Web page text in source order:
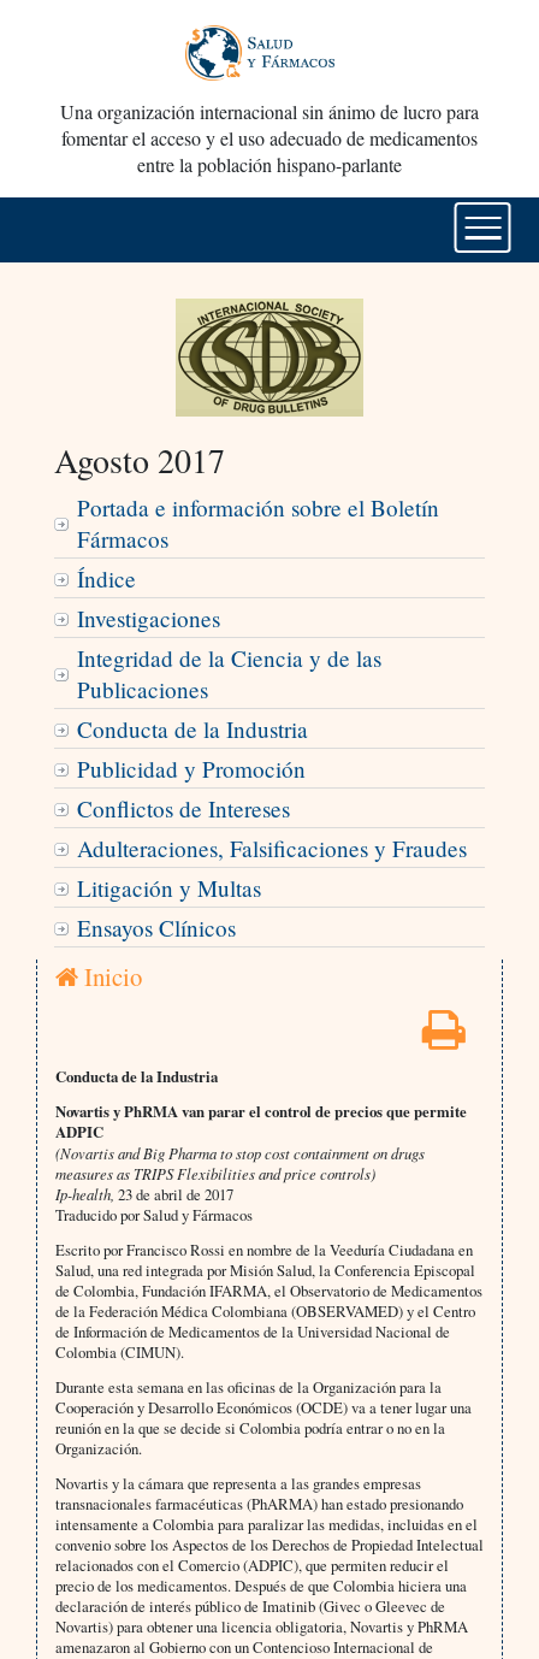
Una organización internacional sin ánimo de lucro para
fomentar el acceso y el uso adecuado de medicamentos
entre la población hispano-parlante
Agosto 2017
Portada e información sobre el Boletín
Fármacos
Índice
Investigaciones
Integridad de la Ciencia y de las
Publicaciones
Conducta de la Industria
Publicidad y Promoción
Conflictos de Intereses
Adulteraciones, Falsificaciones y Fraudes
Litigación y Multas
Ensayos Clínicos
Inicio
Conducta de la Industria
Novartis y PhRMA van parar el control de precios que permite
ADPIC
(Novartis and Big Pharma to stop cost containment on drugs
measures as TRIPS Flexibilities and price controls)
Ip-health, 23 de abril de 2017
Traducido por Salud y Fármacos
Escrito por Francisco Rossi en nombre de la Veeduría Ciudadana en
Salud, una red integrada por Misión Salud, la Conferencia Episcopal
de Colombia, Fundación IFARMA, el Observatorio de Medicamentos
de la Federación Médica Colombiana (OBSERVAMED) y el Centro
de Información de Medicamentos de la Universidad Nacional de
Colombia (CIMUN).
Durante esta semana en las oficinas de la Organización para la
Cooperación y Desarrollo Económicos (OCDE) va a tener lugar una
reunión en la que se decide si Colombia podría entrar o no en la
Organización.
Novartis y la cámara que representa a las grandes empresas
transnacionales farmacéuticas (PhARMA) han estado presionando
intensamente a Colombia para paralizar las medidas, incluidas en el
convenio sobre los Aspectos de los Derechos de Propiedad Intelectual
relacionados con el Comercio (ADPIC), que permiten reducir el
precio de los medicamentos. Después de que Colombia hiciera una
declaración de interés público de Imatinib (Givec o Gleevec de
Novartis) para obtener una licencia obligatoria, Novartis y PhRMA
amenazaron al Gobierno con un Contencioso Internacional de